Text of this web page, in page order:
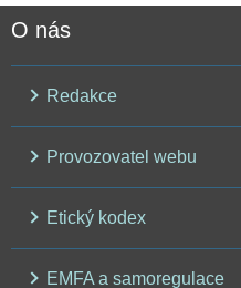
O nás
Redakce
Provozovatel webu
Etický kodex
EMFA a samoregulace